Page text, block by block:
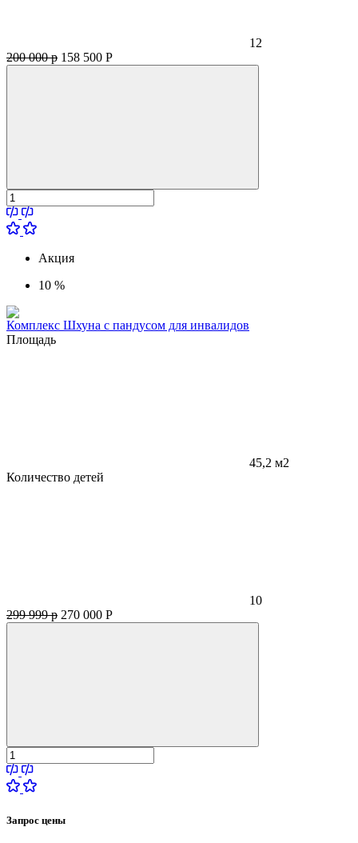
12
200 000 р 158 500 Р
Акция
10 %
Комплекс Шхуна с пандусом для инвалидов
Площадь
45,2 м2
Количество детей
10
299 999 р 270 000 Р
Запрос цены